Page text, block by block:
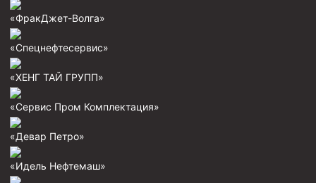
Головки цементировочные универсальные
скважин УЭЦС
Турбулизаторы типа ЦТ
Кольца ограничительные ПЦ и ЦЦ
Клапаны обратные
«ФракДжет-Волга»
«Спецнефтесервис»
«ХЕНГ ТАЙ ГРУПП»
«Сервис Пром Комплектация»
«Девар Петро»
«Идель Нефтемаш»